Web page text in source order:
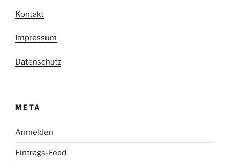
Kontakt
Impressum
Datenschutz
META
Anmelden
Eintrags-Feed